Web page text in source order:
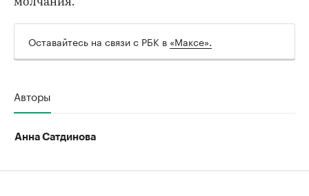
00:00 / 00:00
молчания.
Оставайтесь на связи с РБК в «Максе».
Авторы
Анна Сатдинова